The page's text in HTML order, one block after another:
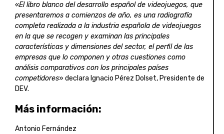
«El libro blanco del desarrollo español de videojuegos, que
presentaremos a comienzos de año, es una radiografía
completa realizada a la industria española de videojuegos
en la que se recogen y examinan las principales
características y dimensiones del sector, el perfil de las
empresas que lo componen y otras cuestiones como
análisis comparativos con los principales países
competidores» declara Ignacio Pérez Dolset, Presidente de
DEV.
Más información:
Antonio Fernández